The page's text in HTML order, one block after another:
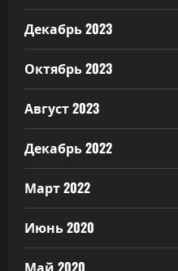
Декабрь 2023
Октябрь 2023
Август 2023
Декабрь 2022
Март 2022
Июнь 2020